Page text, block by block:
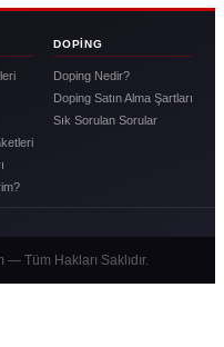
DOPING
Doping Nedir?
Doping Satın Alma Şartları
Sık Sorulan Sorular
Tüm Hakları Saklıdır.